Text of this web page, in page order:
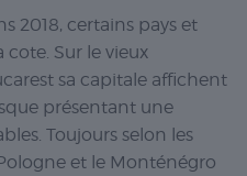
2018, certains pays et
Sur le vieux
sa capitale affichent
présentant une
Toujours selon les
et le Monténégro